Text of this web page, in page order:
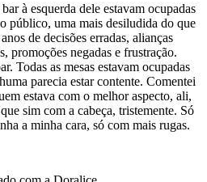
à esquerda dele estavam ocupadas
público, uma mais desiludida do que
de decisões erradas, alianças
promoções negadas e frustração.
Todas as mesas estavam ocupadas
parecia estar contente. Comentei
estava com o melhor aspecto, ali,
sim com a cabeça, tristemente. Só
a minha cara, só com mais rugas.